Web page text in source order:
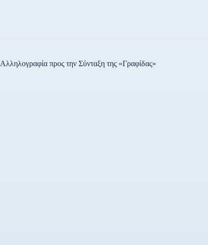
Αλληλογραφία προς την Σύνταξη της «Γραφίδας»